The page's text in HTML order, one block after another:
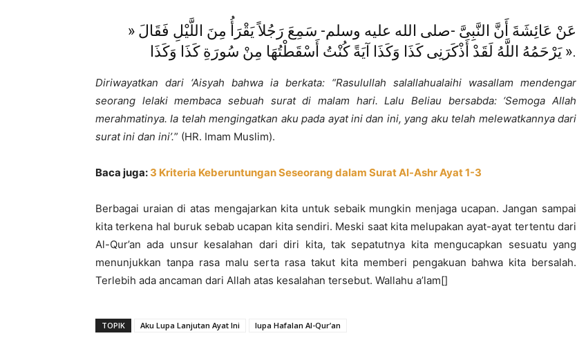
عَنْ عَائِشَةَ أَنَّ النَّبِىَّ -صلى الله عليه وسلم- سَمِعَ رَجُلاً يَقْرَأُ مِنَ اللَّيْلِ فَقَالَ «
يَرْحَمُهُ اللَّهُ لَقَدْ أَذْكَرَنِى كَذَا وَكَذَا آيَةً كُنْتُ أَسْقَطْتُهَا مِنْ سُورَةِ كَذَا وَكَذَا ».
Diriwayatkan dari ‘Aisyah bahwa ia berkata: “Rasulullah salallahualaihi wasallam mendengar
seorang lelaki membaca sebuah surat di malam hari. Lalu Beliau bersabda: ‘Semoga Allah
merahmatinya. Ia telah mengingatkan aku pada ayat ini dan ini, yang aku telah melewatkannya dari
surat ini dan ini’.” (HR. Imam Muslim).
Baca juga: 3 Kriteria Keberuntungan Seseorang dalam Surat Al-Ashr Ayat 1-3
Berbagai uraian di atas mengajarkan kita untuk sebaik mungkin menjaga ucapan. Jangan sampai
kita terkena hal buruk sebab ucapan kita sendiri. Meski saat kita melupakan ayat-ayat tertentu dari
Al-Qur’an ada unsur kesalahan dari diri kita, tak sepatutnya kita mengucapkan sesuatu yang
menunjukkan tanpa rasa malu serta rasa takut kita memberi pengakuan bahwa kita bersalah.
Terlebih ada ancaman dari Allah atas kesalahan tersebut. Wallahu a’lam[]
TOPIK Aku Lupa Lanjutan Ayat Ini lupa Hafalan Al-Qur’an